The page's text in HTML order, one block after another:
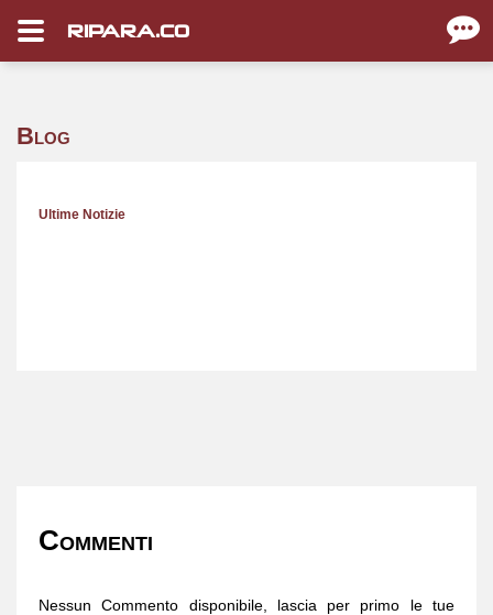
RIPARA.CO
Blog
Ultime Notizie
Commenti
Nessun Commento disponibile, lascia per primo le tue